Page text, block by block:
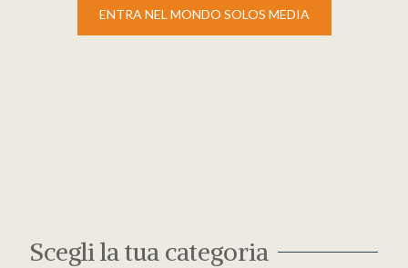
ENTRA NEL MONDO SOLOS MEDIA
Scegli la tua categoria